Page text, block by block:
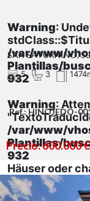
Warning:
/var/www/
Plantillas/
932
Warning:
/var/www/
Plantillas/
932
Häuser oder
SAN SATURNINO,
5 3
Ref.: HINOJEDO-
Precio: 600.000 €